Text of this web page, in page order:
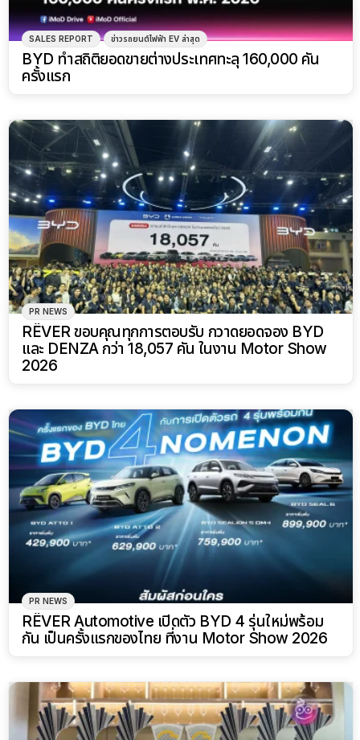
SALES REPORT ข่าวรถยนต์ไฟฟ้า EV ล่าสุด
BYD ทำสถิติยอดขายต่างประเทศทะลุ 160,000 คัน
ครั้งแรก
PR NEWS
RÊVER ขอบคุณทุกการตอบรับ กวาดยอดจอง BYD
และ DENZA กว่า 18,057 คัน ในงาน Motor Show
2026
PR NEWS
RÊVER Automotive เปิดตัว BYD 4 รุ่นใหม่พร้อม
กัน เป็นครั้งแรกของไทย ที่งาน Motor Show 2026